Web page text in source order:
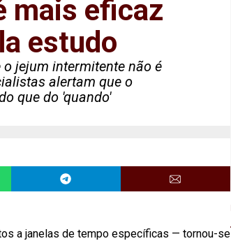
mais eficaz
estudo
jejum intermitente não é
alertam que o
que do 'quando'
a janelas de tempo específicas — tornou-se